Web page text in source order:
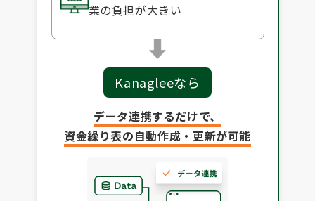
業の負担が大きい
Kanagleeなら
データ連携するだけで、
資金繰り表の自動作成・更新が可能